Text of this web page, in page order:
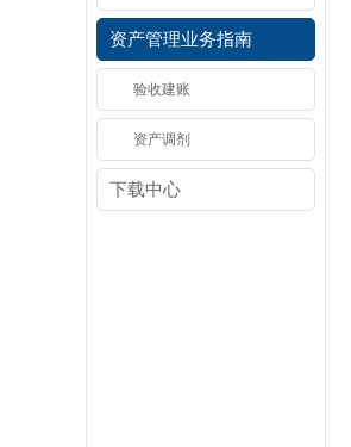
资产管理业务指南
验收建账
资产调剂
下载中心